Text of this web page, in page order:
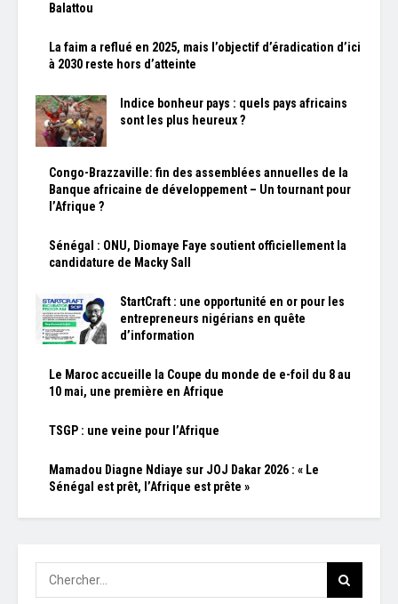
Balattou
La faim a reflué en 2025, mais l’objectif d’éradication d’ici
à 2030 reste hors d’atteinte
Indice bonheur pays : quels pays africains
sont les plus heureux ?
Congo-Brazzaville: fin des assemblées annuelles de la
Banque africaine de développement – Un tournant pour
l’Afrique ?
Sénégal : ONU, Diomaye Faye soutient officiellement la
candidature de Macky Sall
StartCraft : une opportunité en or pour les
entrepreneurs nigérians en quête
d’information
Le Maroc accueille la Coupe du monde de e-foil du 8 au
10 mai, une première en Afrique
TSGP : une veine pour l’Afrique
Mamadou Diagne Ndiaye sur JOJ Dakar 2026 : « Le
Sénégal est prêt, l’Afrique est prête »